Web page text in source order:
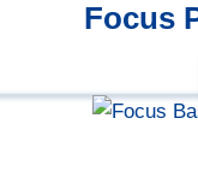
Focus